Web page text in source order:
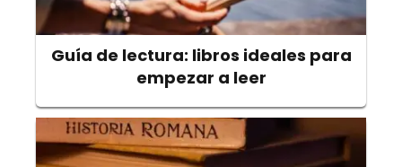
Guía de lectura: libros ideales para
empezar a leer